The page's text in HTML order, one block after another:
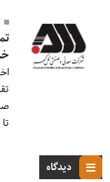
تا
دیدگاه